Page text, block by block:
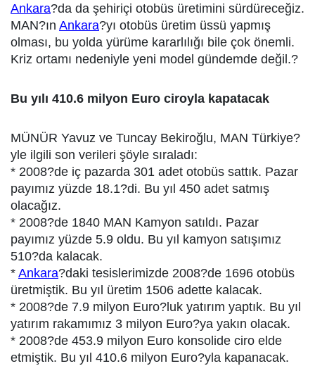
Ankara?da da şehiriçi otobüs üretimini sürdüreceğiz.
MAN?ın Ankara?yı otobüs üretim üssü yapmış
olması, bu yolda yürüme kararlılığı bile çok önemli.
Kriz ortamı nedeniyle yeni model gündemde değil.?
Bu yılı 410.6 milyon Euro ciroyla kapatacak
MÜNÜR Yavuz ve Tuncay Bekiroğlu, MAN Türkiye?
yle ilgili son verileri şöyle sıraladı:
* 2008?de iç pazarda 301 adet otobüs sattık. Pazar
payımız yüzde 18.1?di. Bu yıl 450 adet satmış
olacağız.
* 2008?de 1840 MAN Kamyon satıldı. Pazar
payımız yüzde 5.9 oldu. Bu yıl kamyon satışımız
510?da kalacak.
* Ankara?daki tesislerimizde 2008?de 1696 otobüs
üretmiştik. Bu yıl üretim 1506 adette kalacak.
* 2008?de 7.9 milyon Euro?luk yatırım yaptık. Bu yıl
yatırım rakamımız 3 milyon Euro?ya yakın olacak.
* 2008?de 453.9 milyon Euro konsolide ciro elde
etmiştik. Bu yıl 410.6 milyon Euro?yla kapanacak.